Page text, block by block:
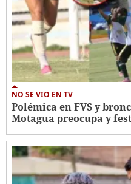
NO SE VIO EN TV
Polémica en FVS y
Motagua preocupa y